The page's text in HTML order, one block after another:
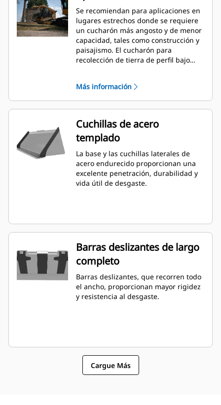
Se recomiendan para aplicaciones en
lugares estrechos donde se requiere
un cucharón más angosto y de menor
capacidad, tales como construcción y
paisajismo. El cucharón para
recolección de tierra de perfil bajo
y vida útil prolongada en una
variedad de materiales y condiciones
de manipulación.
Más información
Cuchillas de acero
templado
La base y las cuchillas laterales de
acero endurecido proporcionan una
excelente penetración, durabilidad y
vida útil de desgaste.
Barras deslizantes de largo
completo
Barras deslizantes, que recorren todo
el ancho, proporcionan mayor rigidez
y resistencia al desgaste.
Cargue Más